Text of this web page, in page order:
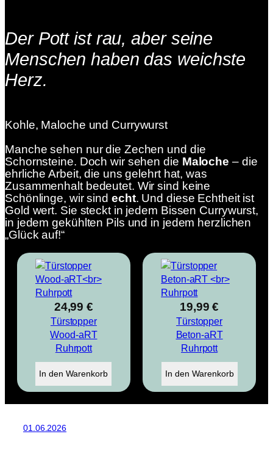
Der Pott ist rau, aber seine
Menschen haben das weichste
Herz.
Kohle, Maloche und Currywurst
Manche sehen nur die Zechen und die
Schornsteine. Doch wir sehen die Maloche – die
ehrliche Arbeit, die uns gelehrt hat, was
Zusammenhalt bedeutet. Wir sind keine
Schönlinge, wir sind echt. Und diese Echtheit ist
Gold wert. Sie steckt in jedem Bissen Currywurst,
in jedem gekühlten Pils und in jedem herzlichen
„Glück auf!“
24,99€
Türstopper
Wood-aRT
Ruhrpott
In den Warenkorb
19,99€
Türstopper
Beton-aRT
Ruhrpott
In den Warenkorb
01.06.2026